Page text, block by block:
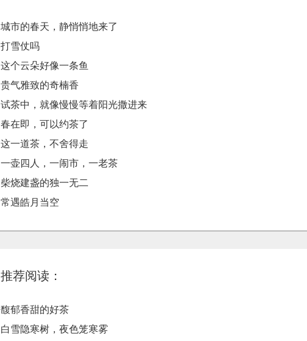
城市的春天，静悄悄地来了
打雪仗吗
这个云朵好像一条鱼
贵气雅致的奇楠香
试茶中，就像慢慢等着阳光撒进来
春在即，可以约茶了
这一道茶，不舍得走
一壶四人，一闹市，一老茶
柴烧建盏的独一无二
常遇皓月当空
推荐阅读：
馥郁香甜的好茶
白雪隐寒树，夜色笼寒雾